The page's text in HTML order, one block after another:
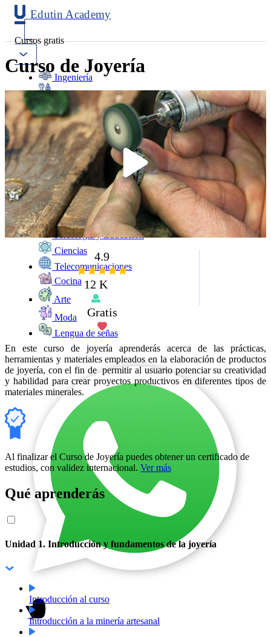
Edutin Academy
Cursos gratis
Ingeniería
Mantenimiento
Software
Diseño
Negocios
Salud
Programación
Marketing
Idiomas
Deporte
Psicología y Educación
Ciencias
Telecomunicaciones
Cocina
Arte
Moda
Lengua de señas
Curso de Joyería
4.9
12 K
Gratis
En este curso de joyería aprenderás acerca de las prácticas,
herramientas y materiales empleados en la elaboración de productos
de joyería, con el fin de permitir al usuario potenciar su creatividad
y habilidad para crear proyectos productivos en diferentes tipos de
materiales minerales.
Al finalizar el Curso de Joyería puedes obtener un certificado de
estudios, con validez internacional. Ver más
Qué aprenderás
Unidad 1. Introducción y fundamentos de la joyería
Introducción al curso
Introducción a la minería artesanal